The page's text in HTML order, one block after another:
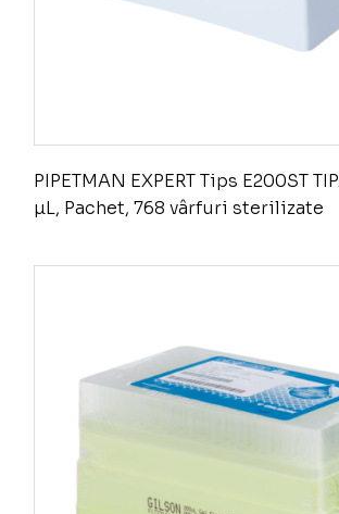
PIPETMAN EXPERT Tips E200ST
µL, Pachet, 768 vârfuri sterilizate